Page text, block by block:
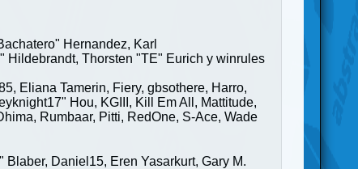
Hernandez, Karl
Hildebrandt, Thorsten "TE" Eurich y winrules
Eliana Tamerin, Fiery, gbsothere, Harro,
Hou, KGIII, Kill Em All, Mattitude,
Rumbaar, Pitti, RedOne, S-Ace, Wade
Daniel15, Eren Yasarkurt, Gary M.